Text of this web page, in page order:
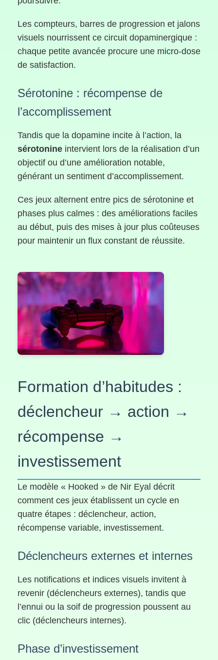
Les compteurs, barres de progression et jalons
visuels nourrissent ce circuit dopaminergique :
chaque petite avancée procure une micro-dose
de satisfaction.
Sérotonine : récompense de
l’accomplissement
Tandis que la dopamine incite à l’action, la
sérotonine intervient lors de la réalisation d’un
objectif ou d’une amélioration notable,
générant un sentiment d’accomplissement.
Ces jeux alternent entre pics de sérotonine et
phases plus calmes : des améliorations faciles
au début, puis des mises à jour plus coûteuses
pour maintenir un flux constant de réussite.
Formation d’habitudes :
déclencheur → action →
récompense →
investissement
Le modèle « Hooked » de Nir Eyal décrit
comment ces jeux établissent un cycle en
quatre étapes : déclencheur, action,
récompense variable, investissement.
Déclencheurs externes et internes
Les notifications et indices visuels invitent à
revenir (déclencheurs externes), tandis que
l’ennui ou la soif de progression poussent au
clic (déclencheurs internes).
Phase d’investissement